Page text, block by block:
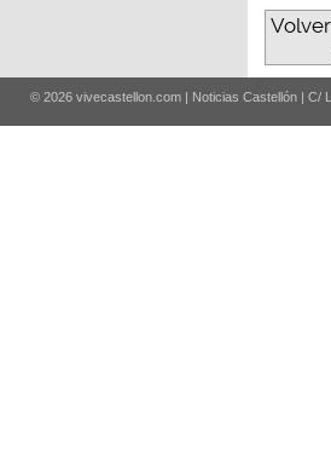
© 2026 vivecastellon.com | Noticias Castellón | C/